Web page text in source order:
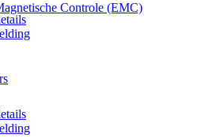
Controle (EMC)